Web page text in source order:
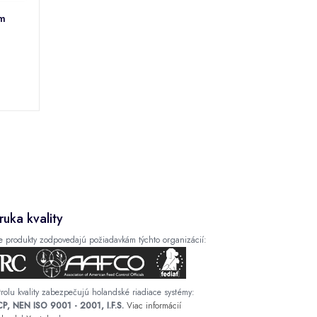
kvality
produkty zodpovedajú požiadavkám týchto organizácií:
kvality zabezpečujú holandské riadiace systémy:
NEN ISO 9001 - 2001, I.F.S. Viac informácií